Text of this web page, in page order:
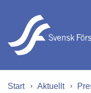
Start Aktuellt